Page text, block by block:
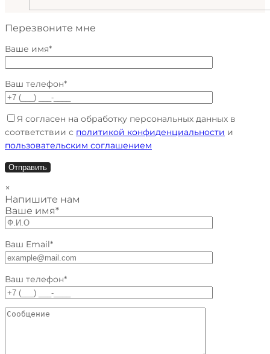
Перезвоните мне
Ваше имя*
Ваш телефон*
Я согласен на обработку персональных данных в
соответствии с политикой конфиденциальности и
пользовательским соглашением
×
Напишите нам
Ваше имя*
Ваш Email*
Ваш телефон*